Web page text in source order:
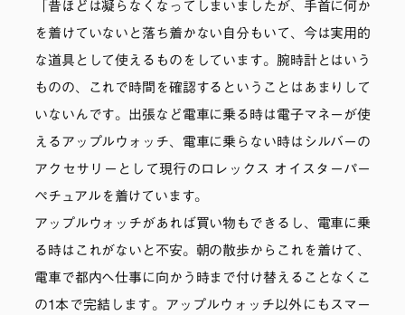
「昔ほどは凝らなくなってしまいましたが、手首に何か
を着けていないと落ち着かない自分もいて、今は実用的
な道具として使えるものをしています。腕時計とはいう
ものの、これで時間を確認するということはあまりして
いないんです。出張など電車に乗る時は電子マネーが使
えるアップルウォッチ、電車に乗らない時はシルバーの
アクセサリーとして現行のロレックス オイスターパー
ペチュアルを着けています。
アップルウォッチがあれば買い物もできるし、電車に乗
る時はこれがないと不安。朝の散歩からこれを着けて、
電車で都内へ仕事に向かう時まで付け替えることなくこ
の1本で完結します。アップルウォッチ以外にもスマー